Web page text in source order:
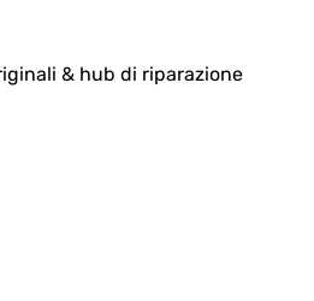
& hub di riparazione